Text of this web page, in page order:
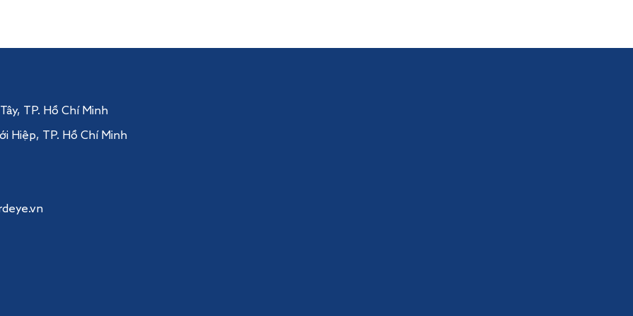
, TP. Hồ Chí Minh
Hiệp, TP. Hồ Chí Minh